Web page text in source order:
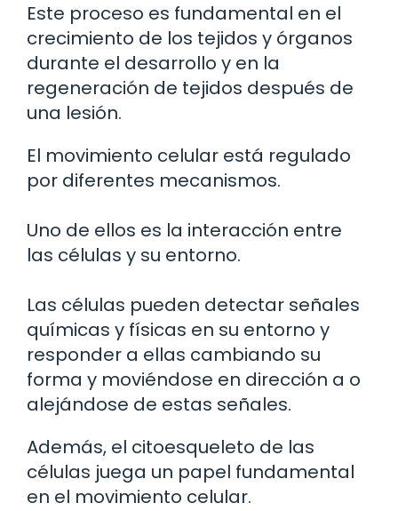
Este proceso es fundamental en el
crecimiento de los tejidos y órganos
durante el desarrollo y en la
regeneración de tejidos después de
una lesión.
El movimiento celular está regulado
por diferentes mecanismos.
Uno de ellos es la interacción entre
las células y su entorno.
Las células pueden detectar señales
químicas y físicas en su entorno y
responder a ellas cambiando su
forma y moviéndose en dirección a o
alejándose de estas señales.
Además, el citoesqueleto de las
células juega un papel fundamental
en el movimiento celular.